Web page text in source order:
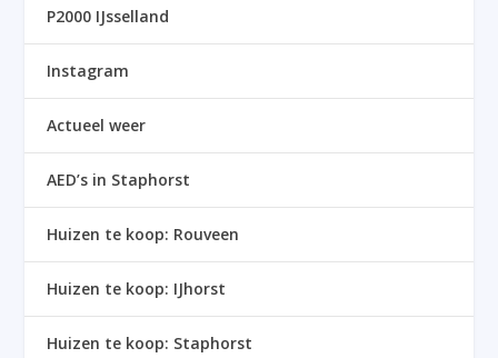
P2000 IJsselland
Instagram
Actueel weer
AED’s in Staphorst
Huizen te koop: Rouveen
Huizen te koop: IJhorst
Huizen te koop: Staphorst